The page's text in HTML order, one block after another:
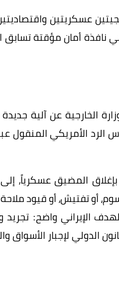
عسكريتين
هي نافذة أمان مؤقتة
الخارجية عن آلية
الأمريكي المنقول عبر
المضيق عسكرياً،
أو تفتيش، أو قيود
الإيراني واضح:
الدولي لإجبار الأسواق